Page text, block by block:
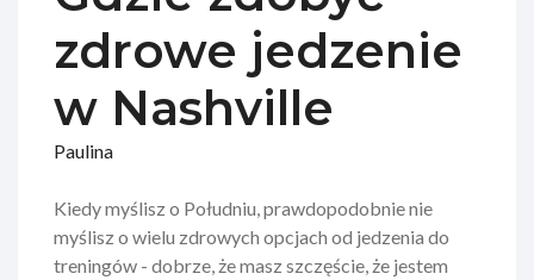
zdrowe jedzenie
w Nashville
Paulina
Kiedy myślisz o Południu, prawdopodobnie nie
myślisz o wielu zdrowych opcjach od jedzenia do
treningów - dobrze, że masz szczęście, że jestem